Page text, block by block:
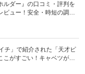
ルダー』の口コミ・評判を
ビュー！安全・時短の調理
チ」で紹介された「天才ピ
こがすごい！キャベツがほ